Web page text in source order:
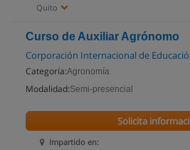
Quito
Curso de Auxiliar Agrónomo
Corporación Internacional de
Categoría:Agronomía
Modalidad:Semi-presencial
Impartido en:
Solicita